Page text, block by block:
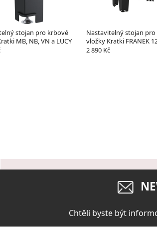
stojan pro krbové
MB, NB, VN a LUCY
Nastavitelný stojan
vložky Kratki FRANEK
2 890 Kč
Chtěli byste být